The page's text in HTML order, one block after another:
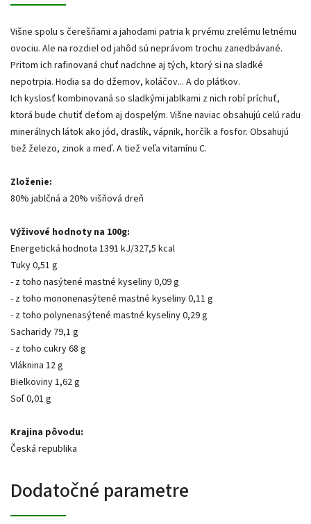
Višne spolu s čerešňami a jahodami patria k prvému zrelému letnému
ovociu. Ale na rozdiel od jahôd sú neprávom trochu zanedbávané.
Pritom ich rafinovaná chuť nadchne aj tých, ktorý si na sladké
nepotrpia. Hodia sa do džemov, koláčov... A do plátkov.
Ich kyslosť kombinovaná so sladkými jablkami z nich robí príchuť,
ktorá bude chutiť deťom aj dospelým. Višne naviac obsahujú celú radu
minerálnych látok ako jód, draslík, vápnik, horčík a fosfor. Obsahujú
tiež železo, zinok a meď. A tiež veľa vitamínu C.
Zloženie:
80% jablčná a 20% višňová dreň
Výživové hodnoty na 100g:
Energetická hodnota 1391 kJ/327,5 kcal
Tuky 0,51 g
- z toho nasýtené mastné kyseliny 0,09 g
- z toho mononenasýtené mastné kyseliny 0,11 g
- z toho polynenasýtené mastné kyseliny 0,29 g
Sacharidy 79,1 g
- z toho cukry 68 g
Vláknina 12 g
Bielkoviny 1,62 g
Soľ 0,01 g
Krajina pôvodu:
Česká republika
Dodatočné parametre